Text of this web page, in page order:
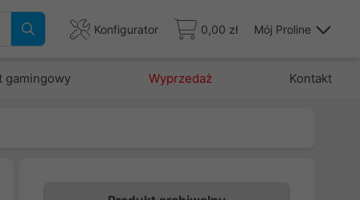
Konfigurator 0,00 zł Mój Proline
gamingowy Wyprzedaż Kontakt